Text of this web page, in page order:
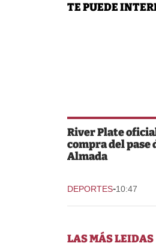
TE PUEDE
River Plate
compra del pase
Almada
DEPORTES-10:47
LAS MÁS LEIDAS